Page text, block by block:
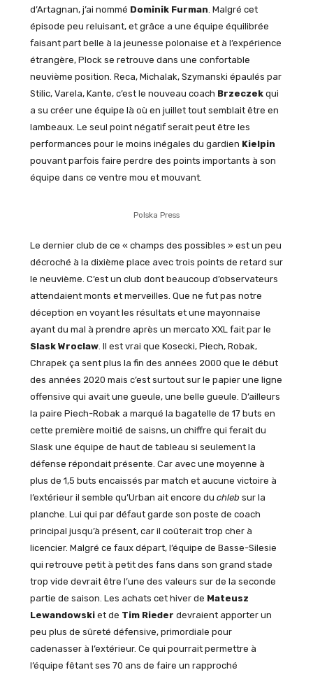
d’Artagnan, j’ai nommé Dominik Furman . Malgré cet
épisode peu reluisant, et grâce a une équipe équilibrée
faisant part belle à la jeunesse polonaise et à l’expérience
étrangère, Plock se retrouve dans une confortable
neuvième position. Reca, Michalak, Szymanski épaulés par
Stilic, Varela, Kante, c’est le nouveau coach Brzeczekqui
a su créer une équipe là où en juillet tout semblait être en
lambeaux. Le seul point négatif serait peut être les
performances pour le moins inégales du gardien Kielpin
pouvant parfois faire perdre des points importants à son
équipe dans ce ventre mou et mouvant.
Polska Press
Le dernier club de ce « champs des possibles » est un peu
décroché à la dixième place avec trois points de retard sur
le neuvième. C’est un club dont beaucoup d’observateurs
attendaient monts et merveilles. Que ne fut pas notre
déception en voyant les résultats et une mayonnaise
ayant du mal à prendre après un mercato XXL fait par le
Slask Wroclaw. Il est vrai que Kosecki, Piech, Robak,
Chrapek ça sent plus la fin des années 2000 que le début
des années 2020 mais c’est surtout sur le papier une ligne
offensive qui avait une gueule, une belle gueule. D’ailleurs
la paire Piech-Robak a marqué la bagatelle de 17 buts en
cette première moitié de saisns, un chiffre qui ferait du
Slask une équipe de haut de tableau si seulement la
défense répondait présente. Car avec une moyenne à
plus de 1,5 buts encaissés par match et aucune victoire à
l’extérieur il semble qu’Urban ait encore du chleb sur la
planche. Lui qui par défaut garde son poste de coach
principal jusqu’à présent, car il coûterait trop cher à
licencier. Malgré ce faux départ, l’équipe de Basse-Silesie
qui retrouve petit à petit des fans dans son grand stade
trop vide devrait être l’une des valeurs sur de la seconde
partie de saison. Les achats cet hiver de Mateusz
Lewandowskiet de Tim Rieder devraient apporter un
peu plus de sûreté défensive, primordiale pour
cadenasser à l’extérieur. Ce qui pourrait permettre à
l’équipe fêtant ses 70 ans de faire un rapproché